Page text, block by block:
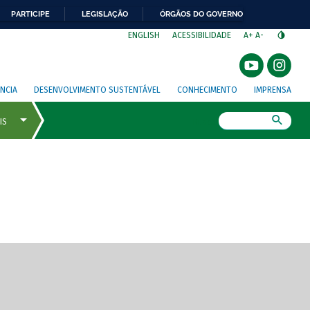
PARTICIPE LEGISLAÇÃO ÓRGÃOS DO GOVERNO
ENGLISH ACESSIBILIDADE A+ A-
DESENVOLVIMENTO SUSTENTÁVEL CONHECIMENTO IMPRENSA
de tela